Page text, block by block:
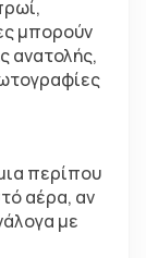
μπορούν
ανατολής,
περίπου
αέρα, αν
με